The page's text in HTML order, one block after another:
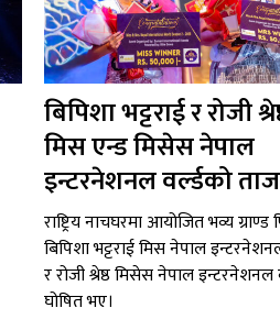
बिपिशा भट्टराई र रोजी
मिस एन्ड मिसेस नेपाल
इन्टरनेशनल वर्ल्डको ताज
राष्ट्रिय नाचघरमा आयोजित भव्य
बिपिशा भट्टराई मिस नेपाल
र रोजी श्रेष्ठ मिसेस नेपाल इन्टरनेशनल
घोषित भए।